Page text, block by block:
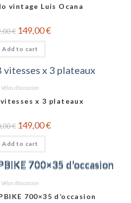
vintage Luis Ocana
€ 149,00€
Add to cart
Vélos d'occasion
x 3 plateaux
€ 149,00€
Add to cart
Vélos d'occasion
700×35 d’occasion